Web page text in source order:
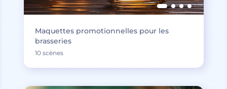
Maquettes promotionnelles pour les
brasseries
10 scènes